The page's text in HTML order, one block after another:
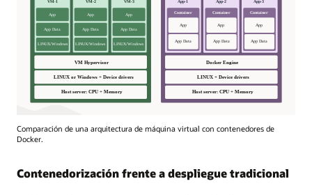
Comparación de una arquitectura de máquina virtual con contenedores de
Docker.
Contenedorización frente a despliegue tradicional